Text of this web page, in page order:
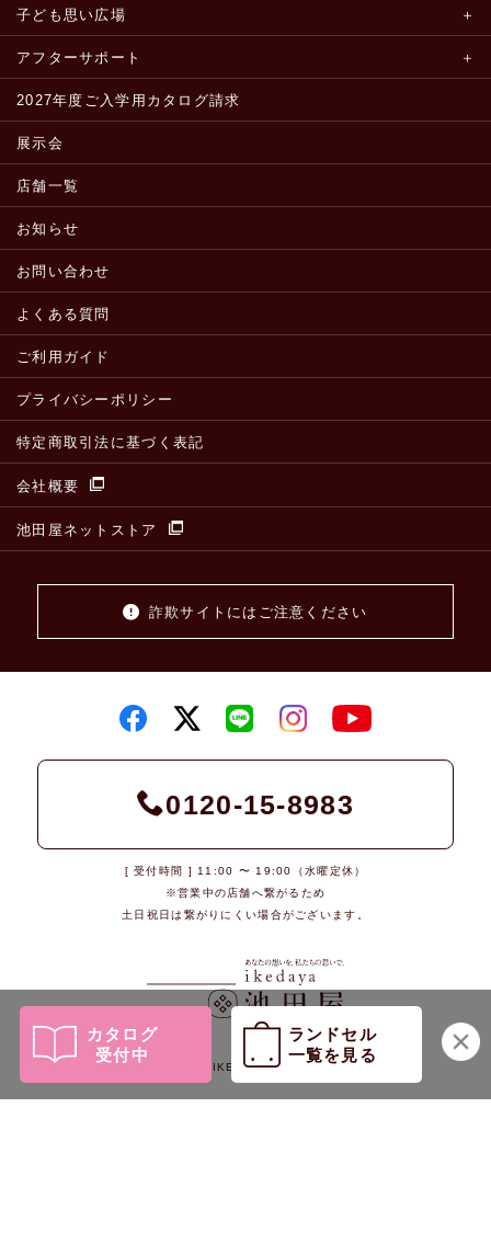
カタログ
受付中
ランドセル
一覧を見る
子ども思い広場
アフターサポート
2027年度ご入学用カタログ請求
展示会
店舗一覧
お知らせ
お問い合わせ
よくある質問
ご利用ガイド
プライバシーポリシー
特定商取引法に基づく表記
会社概要
池田屋ネットストア
詐欺サイトにはご注意ください
0120-15-8983
[ 受付時間 ] 11:00 〜 19:00（水曜定休）
※営業中の店舗へ繋がるため
土日祝日は繋がりにくい場合がございます。
© 2026 IKEDAYA Co., Ltd.